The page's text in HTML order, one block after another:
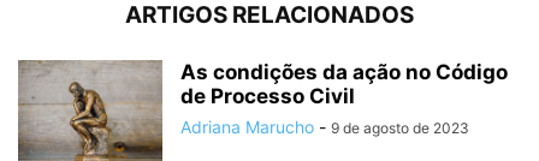
ARTIGOS RELACIONADOS
As condições da ação no Código
de Processo Civil
Adriana Marucho - 9 de agosto de 2023